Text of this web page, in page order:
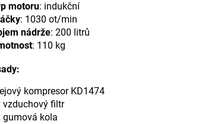
motoru: indukční
: 1030 ot/min
nádrže: 200 litrů
: 110 kg
kompresor KD1474
vzduchový filtr
gumová kola